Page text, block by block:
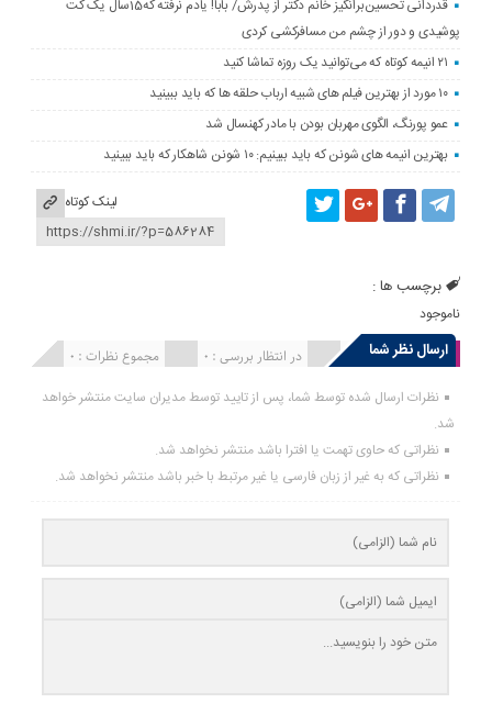
قدردانی تحسین‌برانگیز خانم دکتر از پدرش/ بابا! یادم نرفته که15سال یک کت
پوشیدی و دور از چشم من مسافرکشی کردی
۲۱ انیمه کوتاه که می‌توانید یک روزه تماشا کنید
۱۰ مورد از بهترین فیلم های شبیه ارباب حلقه ها که باید ببینید
عمو پورنگ، الگوی مهربان بودن با مادر کهنسال شد
بهترین انیمه های شونن که باید ببینیم: ۱۰ شونن شاهکار که باید ببینید
لینک کوتاه
برچسب ها :
ناموجود
ارسال نظر شما مجموع نظرات : 0 در انتظار بررسی : 0 انتشار یافته : 0
نظرات ارسال شده توسط شما، پس از تایید توسط مدیران سایت منتشر خواهد
شد.
نظراتی که حاوی تهمت یا افترا باشد منتشر نخواهد شد.
نظراتی که به غیر از زبان فارسی یا غیر مرتبط با خبر باشد منتشر نخواهد شد.